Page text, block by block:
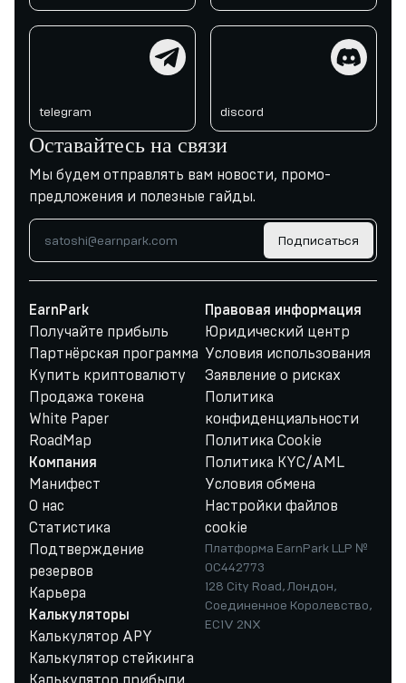
telegram discord
Оставайтесь на связи
Мы будем отправлять вам новости, промо-
предложения и полезные гайды.
Подписаться
EarnPark
Получайте прибыль
Партнёрская программа
Купить криптовалюту
Продажа токена
White Paper
RoadMap
Компания
Манифест
О нас
Статистика
Подтверждение
резервов
Карьера
Калькуляторы
Калькулятор APY
Калькулятор стейкинга
Правовая информация
Юридический центр
Условия использования
Заявление о рисках
Политика
конфиденциальности
Политика Cookie
Политика KYC/AML
Условия обмена
Настройки файлов
cookie
Платформа EarnPark LLP №
OC442773
128 City Road, Лондон,
Соединенное Королевство,
EC1V 2NX